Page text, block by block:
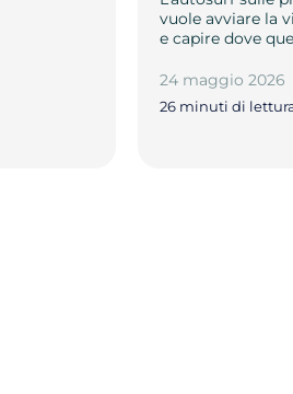
vuole avviare la
e capire dove
24 maggio 2026
26 minuti di